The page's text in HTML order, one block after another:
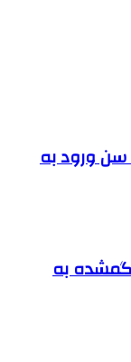
سن ورود به
گمشده به